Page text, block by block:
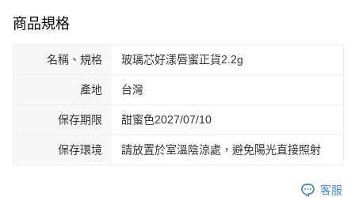
商品規格
名稱、規格 玻璃芯好漾唇蜜正貨2.2g
產地 台灣
保存期限 甜蜜色2027/07/10
保存環境 請放置於室溫陰涼處，避免陽光直接照射
客服